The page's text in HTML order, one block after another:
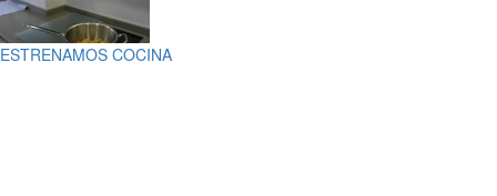
ESTRENAMOS COCINA